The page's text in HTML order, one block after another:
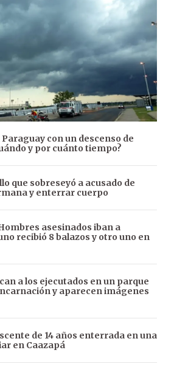
con un descenso de
y por cuánto tiempo?
que sobreseyó a acusado de
y enterrar cuerpo
asesinados iban a
recibió 8 balazos y otro uno en
a los ejecutados en un parque
y aparecen imágenes
de 14 años enterrada en una
en Caazapá